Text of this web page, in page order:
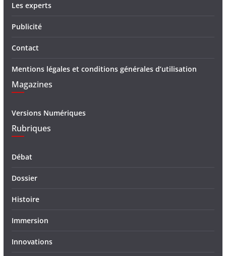
Les experts
Publicité
Contact
Mentions légales et conditions générales d’utilisation
Magazines
Versions Numériques
Rubriques
Débat
Dossier
Histoire
Immersion
Innovations